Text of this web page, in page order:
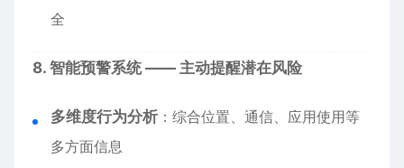
全
8. 智能预警系统 —— 主动提醒潜在风险
多维度行为分析 ：综合位置、通信、应用使用等
多方面信息